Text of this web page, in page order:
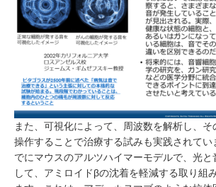
また、可視化によって、周波数を解析し、
操作することで治療する試みも実践されて
でにマウスのアルツハイマーモデルで、光
して、アミロイドβの沈着を軽減する取り組